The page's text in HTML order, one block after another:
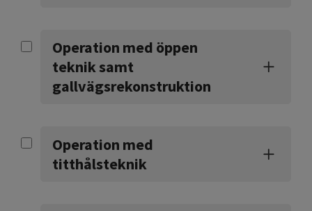
Operation med öppen
teknik samt
gallvägsrekonstruktion
Operation med
titthålsteknik